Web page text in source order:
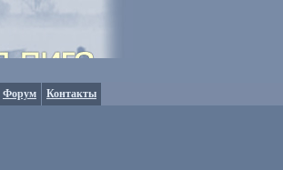
Форум Контакты